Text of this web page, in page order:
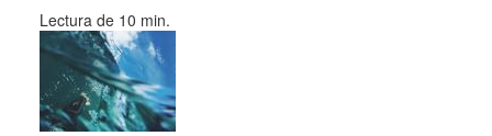
Lectura de 10 min.